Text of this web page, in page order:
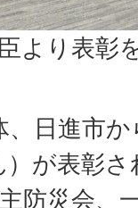
より表彰
、日進市
が表彰
防災会、